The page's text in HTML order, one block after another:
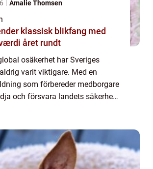
Amalie Thomsen
med
året rundt
osäkerhet har Sveriges
varit viktigare. Med en
som förbereder medborgare
och försvara landets säkerhet